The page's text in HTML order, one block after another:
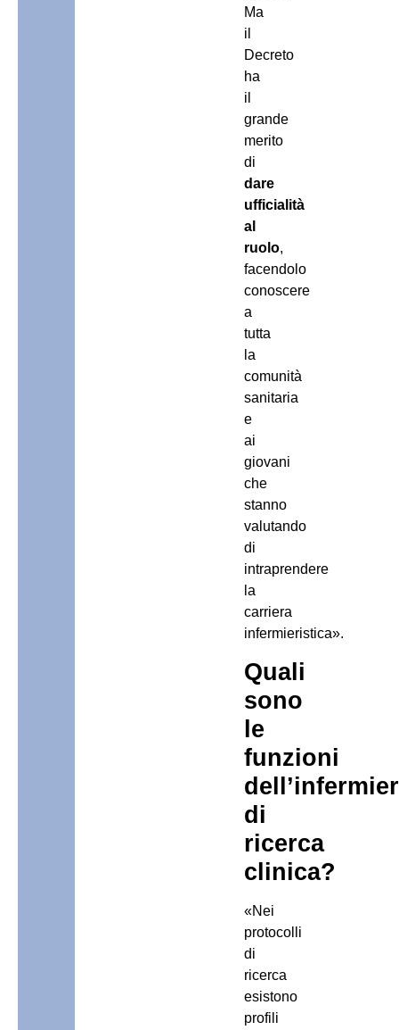
Ma
il
Decreto
ha
il
grande
merito
di
dare
ufficialità
al
ruolo,
facendolo
conoscere
a
tutta
la
comunità
sanitaria
e
ai
giovani
che
stanno
valutando
di
intraprendere
la
carriera
infermieristica».
Quali
sono
le
funzioni
di
ricerca
clinica?
«Nei
protocolli
di
ricerca
esistono
profili